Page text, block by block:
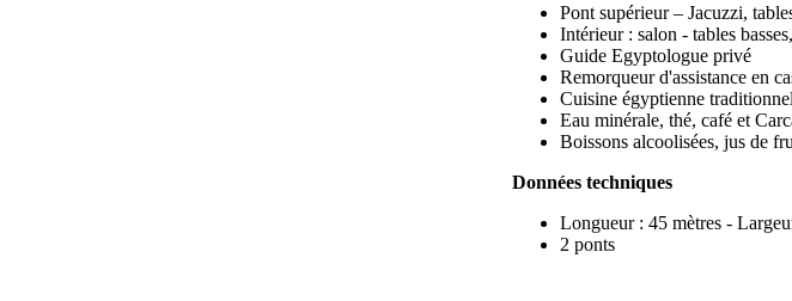
Pont supérieur – Jacuzzi,
Intérieur : salon - tables
Guide Egyptologue privé
Remorqueur d'assistance en
Cuisine égyptienne
Eau minérale, thé, café et
Boissons alcoolisées, jus de
Données techniques
Longueur : 45 mètres -
2 ponts